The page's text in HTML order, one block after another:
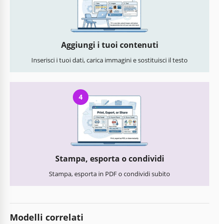
Aggiungi i tuoi contenuti
Inserisci i tuoi dati, carica immagini e sostituisci il testo
4
Stampa, esporta o condividi
Stampa, esporta in PDF o condividi subito
Modelli correlati